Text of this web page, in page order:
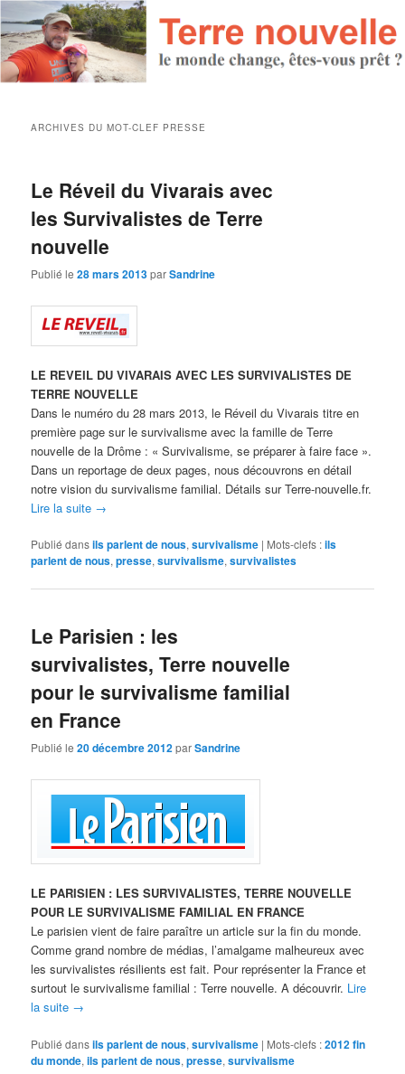
ARCHIVES DU MOT-CLEF PRESSE
Le Réveil du Vivarais avec
les Survivalistes de Terre
nouvelle
Publié le28 mars 2013parSandrine
LE REVEIL DU VIVARAIS AVEC LES SURVIVALISTES DE
TERRE NOUVELLE
Dans le numéro du 28 mars 2013, le Réveil du Vivarais titre en
première page sur le survivalisme avec la famille de Terre
nouvelle de la Drôme : « Survivalisme, se préparer à faire face ».
Dans un reportage de deux pages, nous découvrons en détail
notre vision du survivalisme familial. Détails sur Terre-nouvelle.fr.
Lire la suite →
Publié dansils parlent de nous,survivalisme | Mots-clefs :ils
parlent de nous,presse,survivalisme,survivalistes
Le Parisien : les
survivalistes, Terre nouvelle
pour le survivalisme familial
en France
Publié le20 décembre 2012parSandrine
LE PARISIEN : LES SURVIVALISTES, TERRE NOUVELLE
POUR LE SURVIVALISME FAMILIAL EN FRANCE
Le parisien vient de faire paraître un article sur la fin du monde.
Comme grand nombre de médias, l’amalgame malheureux avec
les survivalistes résilients est fait. Pour représenter la France et
surtout le survivalisme familial : Terre nouvelle. A découvrir. Lire
la suite →
Publié dansils parlent de nous,survivalisme | Mots-clefs :2012 fin
du monde,ils parlent de nous,presse,survivalisme